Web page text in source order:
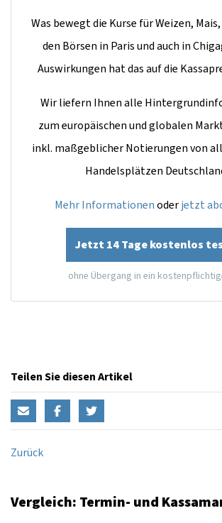
Was bewegt die Kurse für Weizen, Mais,
den Börsen in Paris und auch in
Auswirkungen hat das auf die
Wir liefern Ihnen alle
zum europäischen und globalen
inkl. maßgeblicher Notierungen von
Handelsplätzen
Mehr Informationenoderjetzt
Jetzt 14 Tage kostenlos
ohne Übergang in ein
Teilen Sie diesen Artikel
Zurück
Vergleich: Termin- und